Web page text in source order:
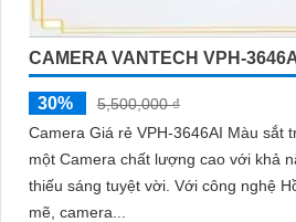
CAMERA VANTECH VPH-
30%
5,500,000 ₫
Camera Giá rẻ VPH-3646AI Màu sắt
một Camera chất lượng cao với khả
thiếu sáng tuyệt vời. Với công nghệ Hồng Ngoại EXIR mạnh
mẽ, camera...